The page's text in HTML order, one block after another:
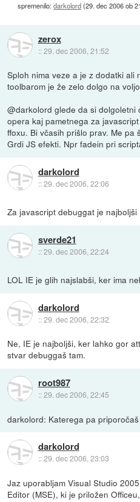
spremenilo:darkolord(29. dec 2006 ob
zerox
::29. dec 2006, 21:52
Sploh nima veze a je z dodatki ali
toolbarom je že zelo dolgo na
@darkolord glede da si dolgoletni
opera kaj pametnega za
ffoxu. Bi včasih prišlo prav. Me pa
Grdi JS efekti. Npr fadein pri
darkolord
::29. dec 2006, 22:06
Za javascript debuggat je najboljši
sverde21
::29. dec 2006, 22:24
LOL IE je glih najslabši, ker ima
darkolord
::29. dec 2006, 22:32
Ne, IE je najboljši, ker lahko gor
stvar debuggaš tam.
root987
::29. dec 2006, 22:45
darkolord: Katerega pa
darkolord
::29. dec 2006, 23:03
Jaz uporabljam Visual Studio
Editor (MSE), ki je priložen